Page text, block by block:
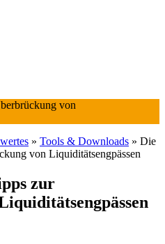
» Tools & Downloads » Die
von Liquiditätsengpässen
zur